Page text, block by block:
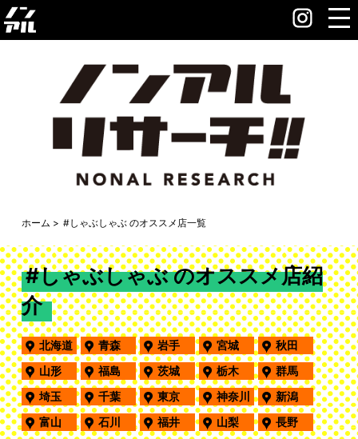
ホーム #しゃぶしゃぶ のオススメ店一覧
#しゃぶしゃぶ のオススメ店紹
介
北海道 青森 岩手 宮城
秋田
山形
福島 茨城 栃木
群馬
埼玉
千葉 東京 神奈川
新潟
富山
石川 福井 山梨
長野